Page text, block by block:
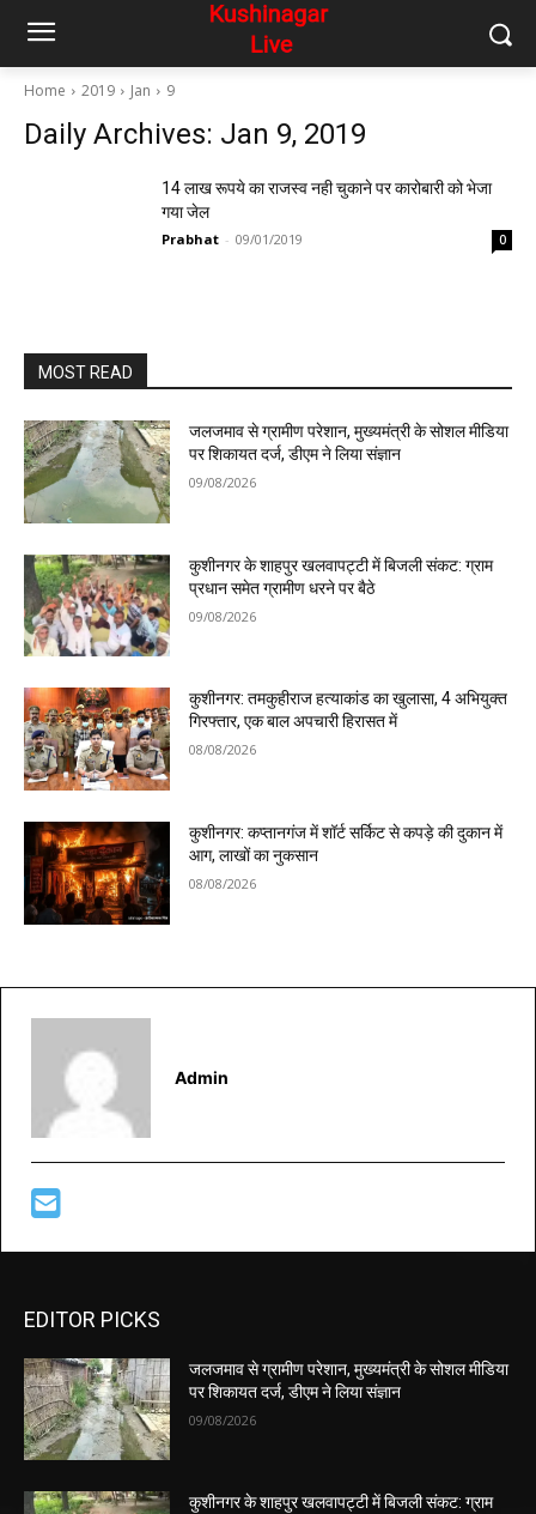
Home 2019 Jan 9
Daily Archives: Jan 9, 2019
14 लाख रूपये का राजस्व नही चुकाने पर कारोबारी को भेजा
गया जेल
Prabhat - 09/01/2019 0
MOST READ
जलजमाव से ग्रामीण परेशान, मुख्यमंत्री के सोशल मीडिया
पर शिकायत दर्ज, डीएम ने लिया संज्ञान
09/08/2026
कुशीनगर के शाहपुर खलवापट्टी में बिजली संकट: ग्राम
प्रधान समेत ग्रामीण धरने पर बैठे
09/08/2026
कुशीनगर: तमकुहीराज हत्याकांड का खुलासा, 4 अभियुक्त
गिरफ्तार, एक बाल अपचारी हिरासत में
08/08/2026
कुशीनगर: कप्तानगंज में शॉर्ट सर्किट से कपड़े की दुकान में
आग, लाखों का नुकसान
08/08/2026
Admin
EDITOR PICKS
जलजमाव से ग्रामीण परेशान, मुख्यमंत्री के सोशल मीडिया
पर शिकायत दर्ज, डीएम ने लिया संज्ञान
09/08/2026
कुशीनगर के शाहपुर खलवापट्टी में बिजली संकट: ग्राम